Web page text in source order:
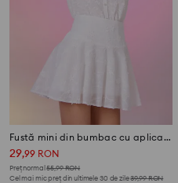
Fustă mini din bumbac cu aplicații florale
29,99 RON
Preț normal55,99RON
Cel mai mic preț din ultimele 30 de zile39,99RON